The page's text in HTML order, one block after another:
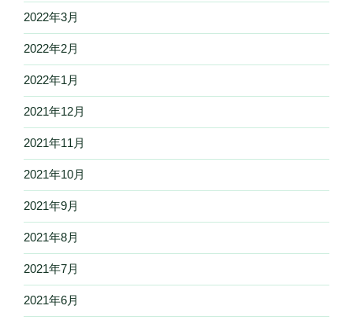
2022年3月
2022年2月
2022年1月
2021年12月
2021年11月
2021年10月
2021年9月
2021年8月
2021年7月
2021年6月